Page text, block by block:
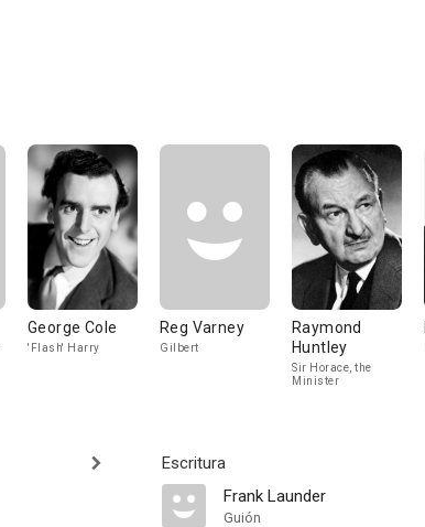
George Cole
'Flash' Harry
Reg Varney
Gilbert
Raymond
Huntley
Sir Horace, the
Minister
Escritura
Frank Launder
Guión